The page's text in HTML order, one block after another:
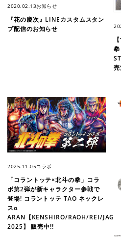
2020.02.13お知らせ
『花の慶次』LINEカスタムスタン
プ配信のお知らせ
売
2025.11.05コラボ
「コラントッテ×北斗の拳」コラ
ボ第2弾が新キャラクター参戦で
登場! コラントッテ TAO ネックレ
スα
ARAN【KENSHIRO/RAOH/REI/JAGI
2025】 販売中!!